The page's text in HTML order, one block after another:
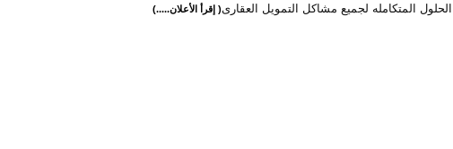
الحلول المتكامله لجميع مشاكل التمويل العقارى( إقرأ الأعلان.....)